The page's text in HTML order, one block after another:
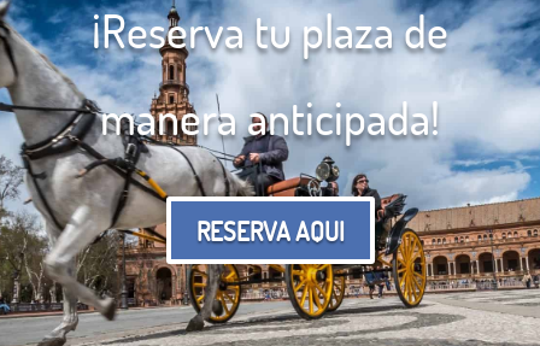
¡Reserva tu plaza de
manera anticipada!
RESERVA AQUI